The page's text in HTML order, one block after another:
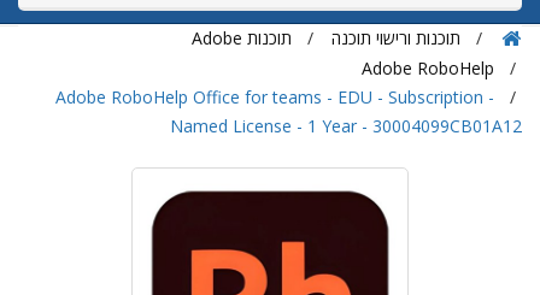
תוכנות ורישוי תוכנה
תוכנות Adobe
Adobe RoboHelp
Adobe RoboHelp Office for teams - EDU - Subscription -
Named License - 1 Year - 30004099CB01A12